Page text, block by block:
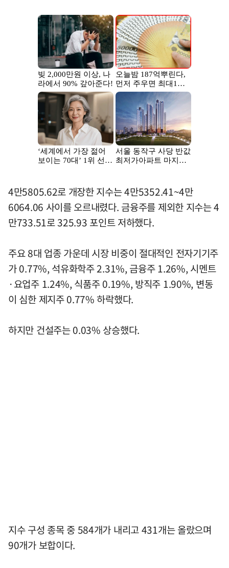
4만5805.62로 개장한 지수는 4만5352.41~4만
6064.06 사이를 오르내렸다. 금융주를 제외한 지수는 4
만733.51로 325.93 포인트 저하했다.
주요 8대 업종 가운데 시장 비중이 절대적인 전자기기주
가 0.77%, 석유화학주 2.31%, 금융주 1.26%, 시멘트
·요업주 1.24%, 식품주 0.19%, 방직주 1.90%, 변동
이 심한 제지주 0.77% 하락했다.
하지만 건설주는 0.03% 상승했다.
지수 구성 종목 중 584개가 내리고 431개는 올랐으며
90개가 보합이다.